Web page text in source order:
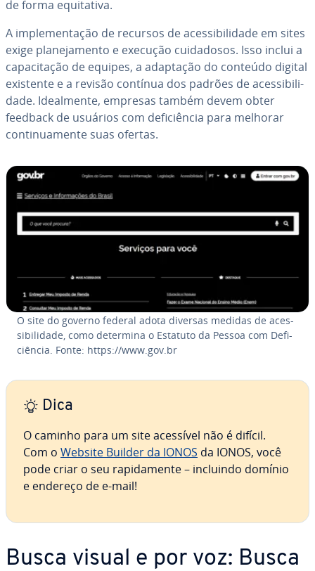
de forma equi­ta­tiva.
A im­ple­men­ta­ção de recursos de aces­si­bi­li­dade em sites
exige pla­ne­ja­mento e execução cui­da­do­sos. Isso inclui a
ca­pa­ci­ta­ção de equipes, a adaptação do conteúdo digital
existente e a revisão contínua dos padrões de aces­si­bi­li­
dade. Ide­al­mente, empresas também devem obter
feedback de usuários com de­fi­ci­ên­cia para melhorar
con­ti­nu­a­mente suas ofertas.
O site do governo federal adota diversas medidas de aces­
si­bi­li­dade, como determina o Estatuto da Pessoa com De­fi­
ci­ên­cia. Fonte: https://www.gov.br
Dica
O caminho para um site acessível não é difícil.
Com o Website Builder da IONOS da IONOS, você
pode criar o seu ra­pi­da­mente – incluindo domínio
e endereço de e-mail!
Busca visual e por voz: Busca